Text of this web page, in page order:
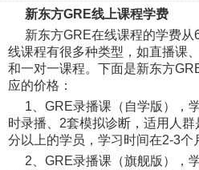
新东方GRE线上课程学费
新东方GRE在线课程的学费
线课程有很多种类型，如直播课
和一对一课程。下面是新东方
应的价格：
1、GRE录播课（自学版），
时录播、2套模拟诊断，适用人
分以上的学员，学习时间在2-3个
2、GRE录播课（旗舰版），